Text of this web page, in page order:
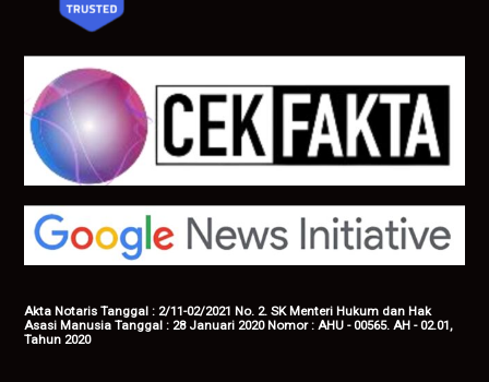
Akta Notaris Tanggal : 2/11-02/2021 No. 2. SK Menteri Hukum dan Hak
Asasi Manusia Tanggal : 28 Januari 2020 Nomor : AHU - 00565. AH - 02.01,
Tahun 2020